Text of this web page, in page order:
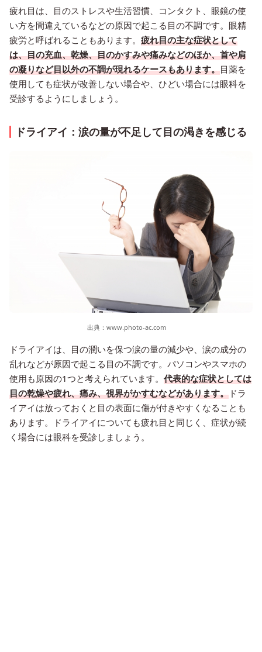
疲れ目は、目のストレスや生活習慣、コンタクト、眼鏡の使
い方を間違えているなどの原因で起こる目の不調です。眼精
疲労と呼ばれることもあります。 疲れ目の主な症状として
は、目の充血、乾燥、目のかすみや痛みなどのほか、首や肩
の凝りなど目以外の不調が現れるケースもあります。目薬を
使用しても症状が改善しない場合や、ひどい場合には眼科を
受診するようにしましょう。
ドライアイ：涙の量が不足して目の渇きを感じる
出典： www.photo-ac.com
ドライアイは、目の潤いを保つ涙の量の減少や、涙の成分の
乱れなどが原因で起こる目の不調です。パソコンやスマホの
使用も原因の1つと考えられています。 代表的な症状としては
目の乾燥や疲れ、痛み、視界がかすむなどがあります。 ドラ
イアイは放っておくと目の表面に傷が付きやすくなることも
あります。ドライアイについても疲れ目と同じく、症状が続
く場合には眼科を受診しましょう。